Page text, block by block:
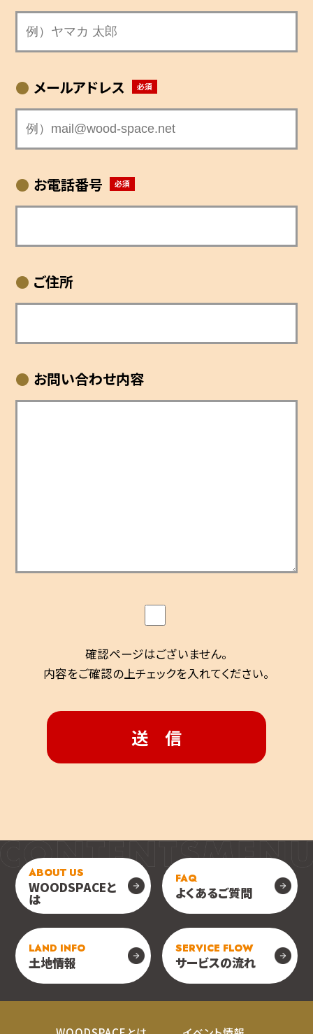
メールアドレス
お電話番号
ご住所
お問い合わせ内容
確認ページはございません。
内容をご確認の上チェックを入れてください。
ABOUT US
WOODSPACEと
は
FAQ
よくあるご質問
LAND INFO
土地情報
SERVICE FLOW
サービスの流れ